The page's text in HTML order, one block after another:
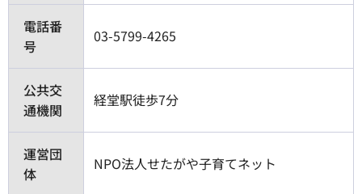
電話番
号
03-5799-4265
公共交
通機関
経堂駅徒歩7分
運営団
体
NPO法人せたがや子育てネット